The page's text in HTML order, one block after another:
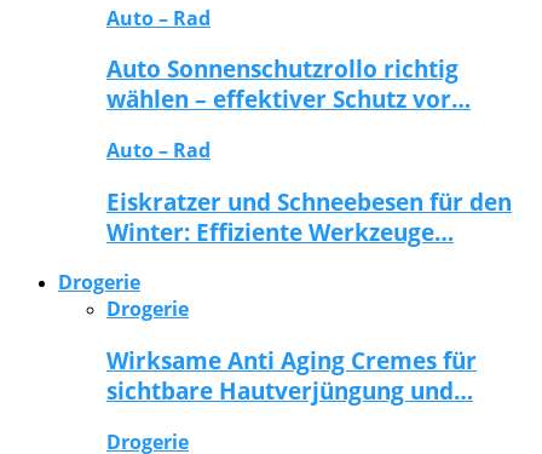
Auto – Rad
Auto Sonnenschutzrollo richtig
wählen – effektiver Schutz vor…
Auto – Rad
Eiskratzer und Schneebesen für den
Winter: Effiziente Werkzeuge…
Drogerie
Drogerie
Wirksame Anti Aging Cremes für
sichtbare Hautverjüngung und…
Drogerie